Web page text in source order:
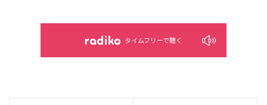
タイムフリーで聴く